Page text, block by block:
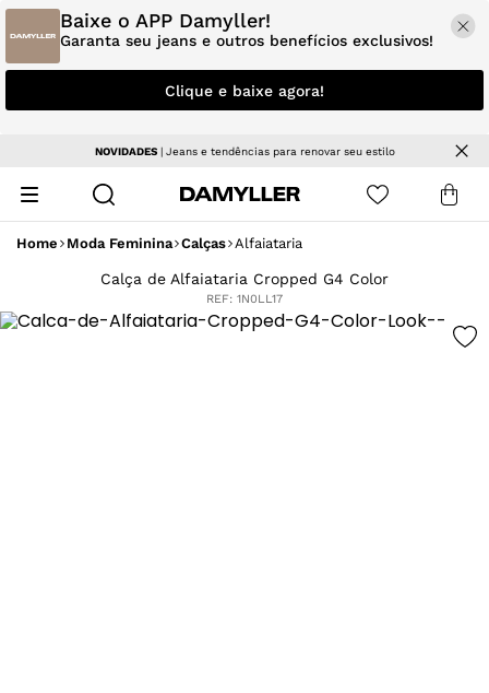
Baixe o APP Damyller!
Garanta seu jeans e outros benefícios exclusivos!
Clique e baixe agora!
NOVIDADES| Jeans e tendências para renovar seu estilo
Home Moda Feminina Calças Alfaiataria
Calça de Alfaiataria Cropped G4 Color
REF: 1N0LL17